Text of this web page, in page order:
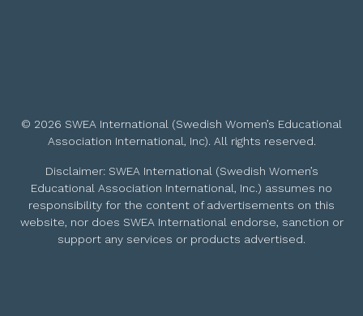
© 2026 SWEA International (Swedish Women’s Educational
Association International, Inc). All rights reserved.
Disclaimer: SWEA International (Swedish Women’s
Educational Association International, Inc.) assumes no
responsibility for the content of advertisements on this
website, nor does SWEA International endorse, sanction or
support any services or products advertised.